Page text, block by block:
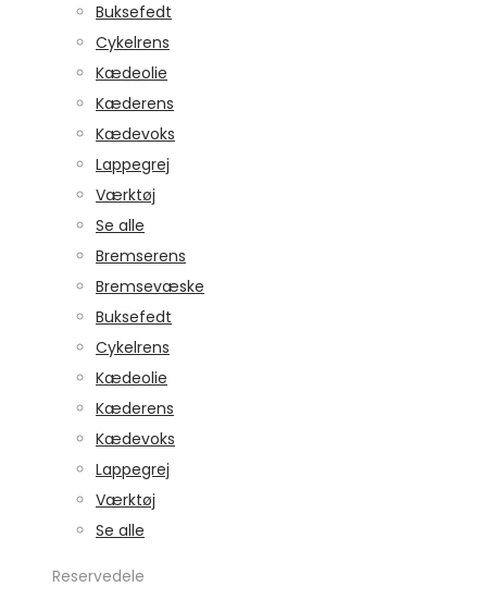
Buksefedt
Cykelrens
Kædeolie
Kæderens
Kædevoks
Lappegrej
Værktøj
Se alle
Bremserens
Bremsevæske
Buksefedt
Cykelrens
Kædeolie
Kæderens
Kædevoks
Lappegrej
Værktøj
Se alle
Reservedele